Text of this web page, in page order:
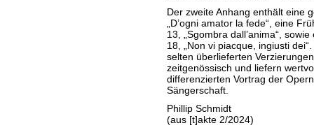
Der zweite Anhang enthält eine
„D’ogni amator la fede“, eine
13, „Sgombra dall’anima“,
18, „Non vi piacque, ingiusti
selten überlieferten
zeitgenössisch und liefern
differenzierten Vortrag der
Sängerschaft.
Phillip Schmidt
(aus [t]akte 2/2024)